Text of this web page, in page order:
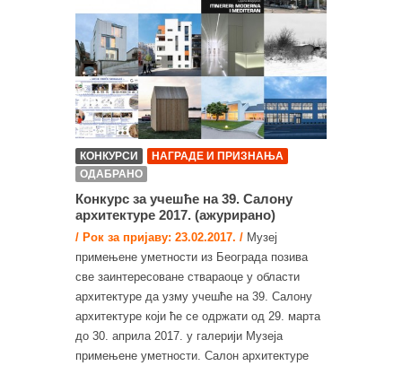
КОНКУРСИ
НАГРАДЕ И ПРИЗНАЊА
ОДАБРАНО
Конкурс за учешће на 39. Салону
архитектуре 2017. (ажурирано)
/ Рок за пријаву: 23.02.2017. / Музеј
примењене уметности из Београда позива
све заинтересоване ствараоце у области
архитектуре да узму учешће на 39. Салону
архитектуре који ће се одржати од 29. марта
до 30. априла 2017. у галерији Музеја
примењене уметности. Салон архитектуре